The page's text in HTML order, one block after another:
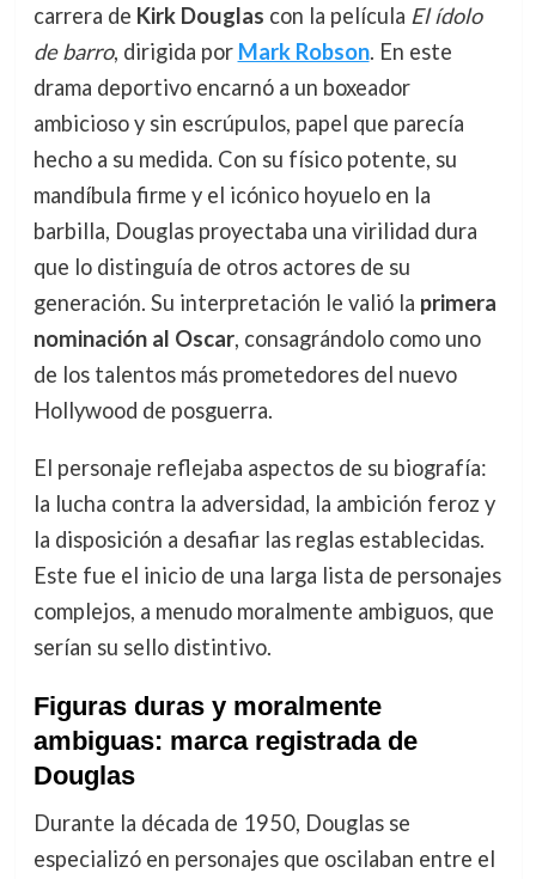
carrera de Kirk Douglas con la película El ídolo
de barro, dirigida por Mark Robson. En este
drama deportivo encarnó a un boxeador
ambicioso y sin escrúpulos, papel que parecía
hecho a su medida. Con su físico potente, su
mandíbula firme y el icónico hoyuelo en la
barbilla, Douglas proyectaba una virilidad dura
que lo distinguía de otros actores de su
generación. Su interpretación le valió la primera
nominación al Oscar, consagrándolo como uno
de los talentos más prometedores del nuevo
Hollywood de posguerra.
El personaje reflejaba aspectos de su biografía:
la lucha contra la adversidad, la ambición feroz y
la disposición a desafiar las reglas establecidas.
Este fue el inicio de una larga lista de personajes
complejos, a menudo moralmente ambiguos, que
serían su sello distintivo.
Figuras duras y moralmente
ambiguas: marca registrada de
Douglas
Durante la década de 1950, Douglas se
especializó en personajes que oscilaban entre el